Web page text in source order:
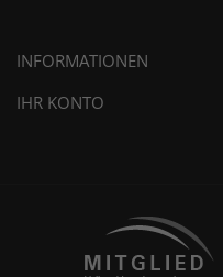
INFORMATIONEN
IHR KONTO